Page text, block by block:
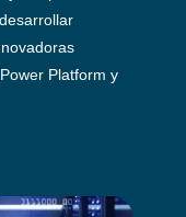
Platform y